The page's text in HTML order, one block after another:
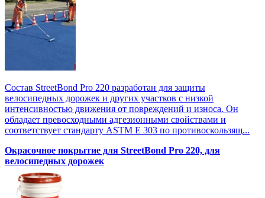
Состав StreetBond Pro 220 разработан для защиты
велосипедных дорожек и других участков с низкой
интенсивностью движения от повреждений и износа. Он
обладает превосходными адгезионными свойствами и
соответствует стандарту ASTM E 303 по противоскользящ...
Окрасочное покрытие для StreetBond Pro 220, для
велосипедных дорожек